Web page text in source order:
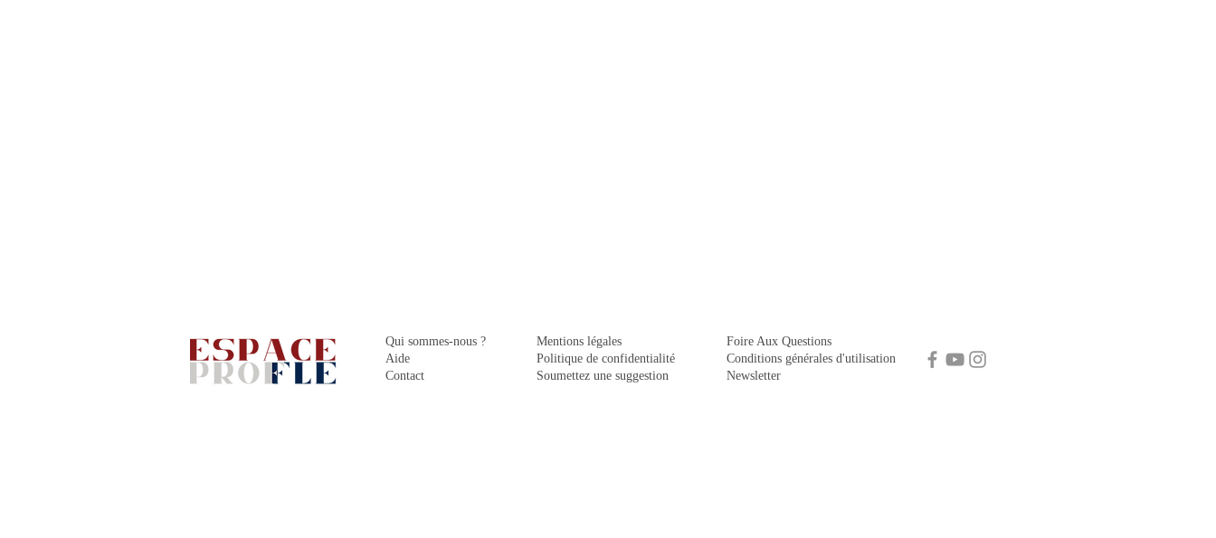
Qui sommes-nous ?
Aide
Contact
Mentions légales
Politique de confidentialité
Soumettez une suggestion
Foire Aux Questions
Conditions générales d'utilisation
Newsletter